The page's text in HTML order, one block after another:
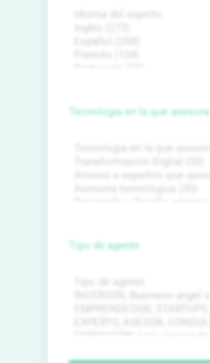
Tecnología en la que asesora
Tipo de agente